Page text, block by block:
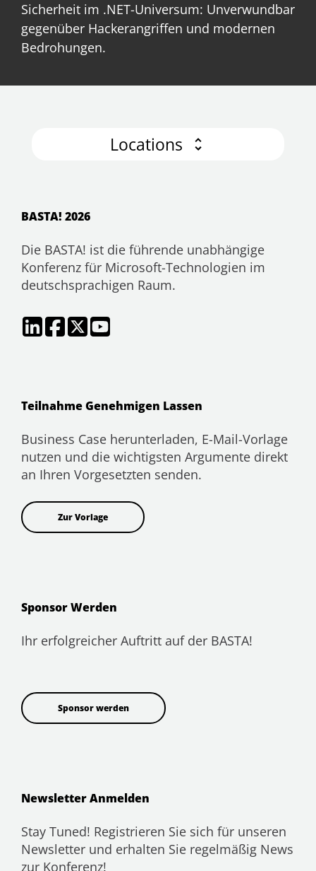
Sicherheit im .NET-Universum: Unverwundbar
gegenüber Hackerangriffen und modernen
Bedrohungen.
Locations
BASTA! 2026
Die BASTA! ist die führende unabhängige
Konferenz für Microsoft-Technologien im
deutschsprachigen Raum.
Teilnahme Genehmigen Lassen
Business Case herunterladen, E-Mail-Vorlage
nutzen und die wichtigsten Argumente direkt
an Ihren Vorgesetzten senden.
Zur Vorlage
Sponsor Werden
Ihr erfolgreicher Auftritt auf der BASTA!
Sponsor werden
Newsletter Anmelden
Stay Tuned! Registrieren Sie sich für unseren
Newsletter und erhalten Sie regelmäßig News
zur Konferenz!